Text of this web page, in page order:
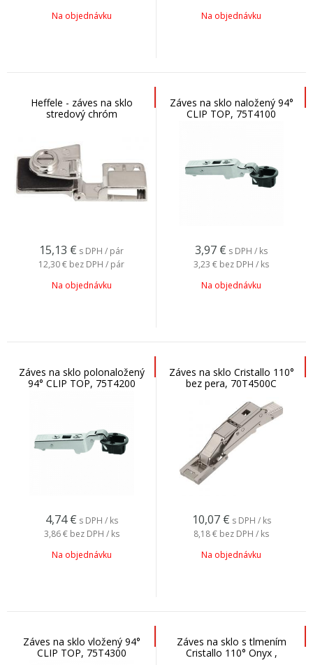
Na objednávku
Na objednávku
Heffele - záves na sklo
stredový chróm
15,13 € s DPH / pár
12,30 € bez DPH / pár
Na objednávku
Záves na sklo naložený 94°
CLIP TOP, 75T4100
3,97 € s DPH / ks
3,23 € bez DPH / ks
Na objednávku
Záves na sklo polonaložený
94° CLIP TOP, 75T4200
4,74 € s DPH / ks
3,86 € bez DPH / ks
Na objednávku
Záves na sklo Cristallo 110°
bez pera, 70T4500C
10,07 € s DPH / ks
8,18 € bez DPH / ks
Na objednávku
Záves na sklo vložený 94°
CLIP TOP, 75T4300
Záves na sklo s tlmením
Cristallo 110° Onyx ,